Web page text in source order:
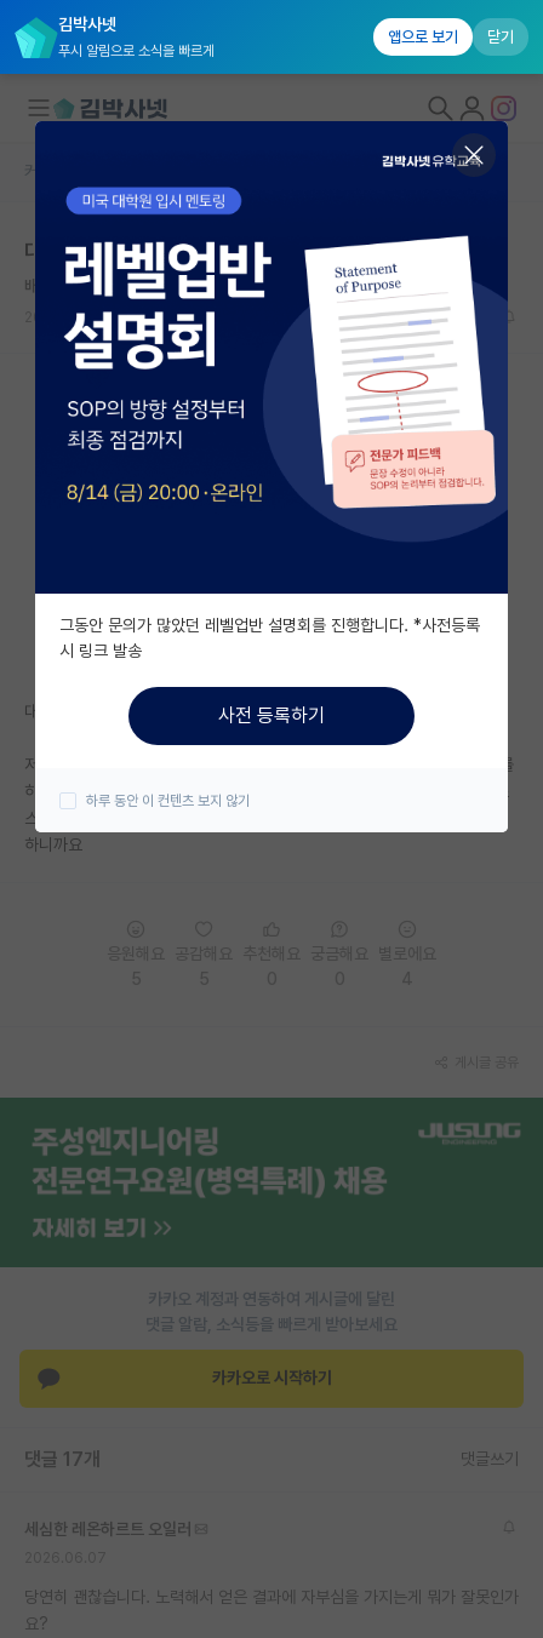
김박사넷
푸시 알림으로 소식을 빠르게
앱으로 보기 닫기
대학원생 모집
국내대학원 정보
연구실&오픈랩
커뮤니티
커뮤니티 홈
전체글보기
베스트 게시판
자유 게시판(아무개랩)
미국 유학 게시판
미국 대학원 합격 후기 게시판
대학원생 모집 게시판
연구실(PI) 홍보 게시판
PI 전용 게시판
인문사회 계열 게시판
특수/전문대학원 게시판
반도체/AI 게시판
장학금/장학생 게시판
홍보 게시판
커리어
반도체 아카데미
커뮤니티 홈
대학원 학벌
배고픈 알베르 카뮈
2026.06.07 17 5623
대학원 학벌에 대해 자부심 갖지 말라는 글을 봤는데요
저는 학부에서 열심히해서 대학원이라도 학부때 오고 싶었던 곳에서 연구를
하고 있는 제 자신이 자랑스럽고 그래도 이 학교 출신은 되는구나하면서 스
스로 만족하면서 살고 있는데 그래도 괜찮지 않나요..? 학교를 거닐때 행복
하니까요
카카오 계정과 연동하여 게시글에 달린
댓글 알람, 소식등을 빠르게 받아보세요
카카오로 시작하기
댓글 17개 댓글쓰기
세심한 레온하르트 오일러
당연히 괜찮습니다. 노력해서 얻은 결과에 자부심을 가지는게 뭐가 잘못인가
요?
그동안 문의가 많았던 레벨업반 설명회를 진행합니다. *사전등록
시 링크 발송
사전 등록하기
하루 동안 이 컨텐츠 보지 않기